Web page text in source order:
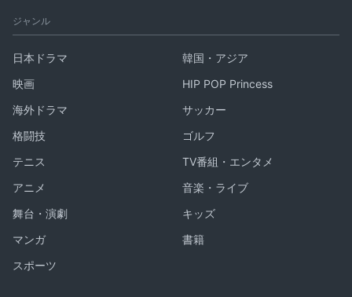
ジャンル
日本ドラマ
韓国・アジア
映画
HIP POP Princess
海外ドラマ
サッカー
格闘技
ゴルフ
テニス
TV番組・エンタメ
アニメ
音楽・ライブ
舞台・演劇
キッズ
マンガ
書籍
スポーツ